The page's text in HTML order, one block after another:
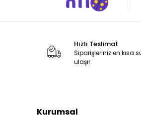
Hızlı Teslimat
Siparişleriniz en kısa
ulaşır.
Kurumsal